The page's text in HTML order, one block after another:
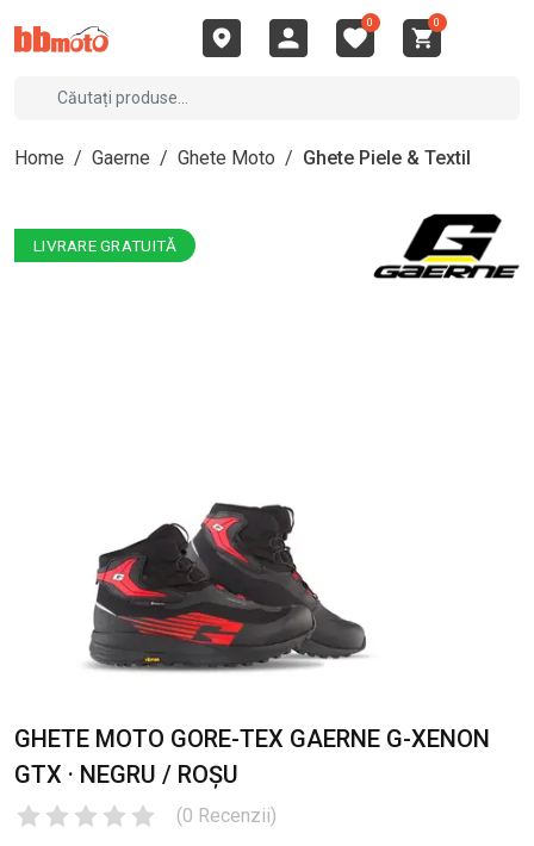
0 0
Home / Gaerne / Ghete Moto / Ghete Piele & Textil
LIVRARE GRATUITĂ
GHETE MOTO GORE-TEX GAERNE G-XENON
GTX · NEGRU / ROȘU
(0 Recenzii)